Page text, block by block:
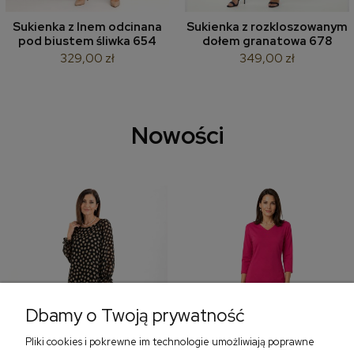
Sukienka z lnem odcinana
pod biustem śliwka 654
329,00 zł
Sukienka z rozkloszowanym
dołem granatowa 678
349,00 zł
Nowości
Dbamy o Twoją prywatność
Pliki cookies i pokrewne im technologie umożliwiają poprawne